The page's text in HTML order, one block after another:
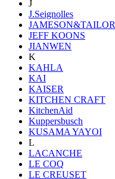
J
J.Seignolles
JAMESON&TAILOR
JEFF KOONS
JIANWEN
K
KAHLA
KAI
KAISER
KITCHEN CRAFT
KitchenAid
Kuppersbusch
KUSAMA YAYOI
L
LACANCHE
LE COQ
LE CREUSET